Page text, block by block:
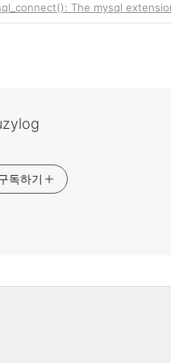
The mysql
독하기